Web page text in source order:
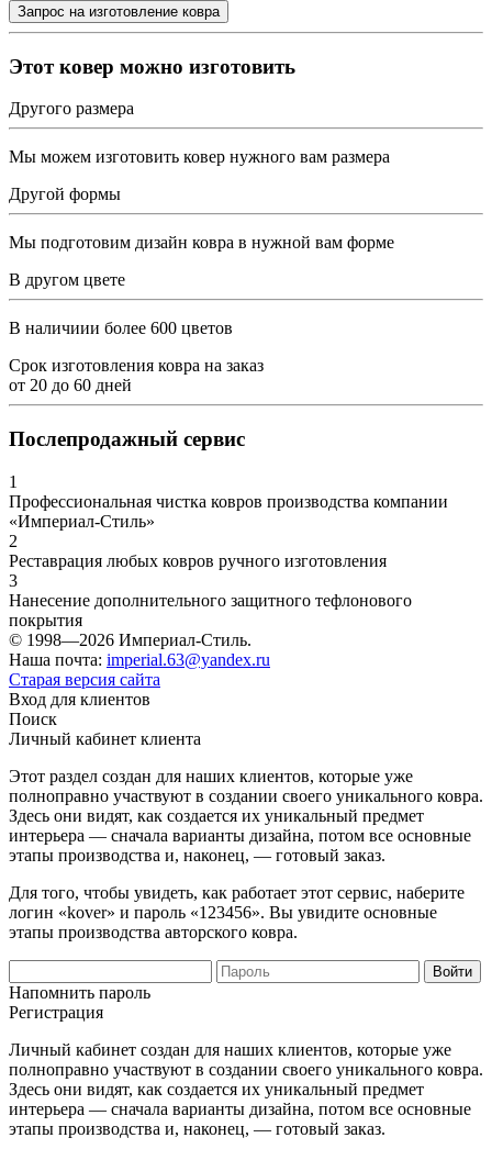
Этот ковер можно изготовить
Другого размера
Мы можем изготовить ковер нужного вам размера
Другой формы
Мы подготовим дизайн ковра в нужной вам форме
В другом цвете
В наличиии более 600 цветов
Срок изготовления ковра на заказ
от 20 до 60 дней
Послепродажный сервис
1
Профессиональная чистка ковров производства компании
«Империал-Стиль»
2
Реставрация любых ковров ручного изготовления
3
Нанесение дополнительного защитного тефлонового
покрытия
© 1998—2026 Империал-Стиль.
Наша почта: imperial.63@yandex.ru
Старая версия сайта
Вход для клиентов
Поиск
Личный кабинет клиента
Этот раздел создан для наших клиентов, которые уже
полноправно участвуют в создании своего уникального ковра.
Здесь они видят, как создается их уникальный предмет
интерьера — сначала варианты дизайна, потом все основные
этапы производства и, наконец, — готовый заказ.
Для того, чтобы увидеть, как работает этот сервис, наберите
логин «kover» и пароль «123456». Вы увидите основные
этапы производства авторского ковра.
Напомнить пароль
Регистрация
Личный кабинет создан для наших клиентов, которые уже
полноправно участвуют в создании своего уникального ковра.
Здесь они видят, как создается их уникальный предмет
интерьера — сначала варианты дизайна, потом все основные
этапы производства и, наконец, — готовый заказ.